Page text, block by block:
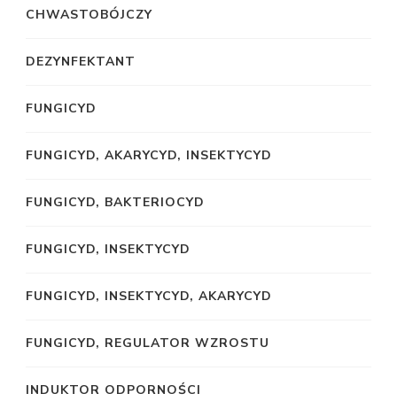
CHWASTOBÓJCZY
DEZYNFEKTANT
FUNGICYD
FUNGICYD, AKARYCYD, INSEKTYCYD
FUNGICYD, BAKTERIOCYD
FUNGICYD, INSEKTYCYD
FUNGICYD, INSEKTYCYD, AKARYCYD
FUNGICYD, REGULATOR WZROSTU
INDUKTOR ODPORNOŚCI